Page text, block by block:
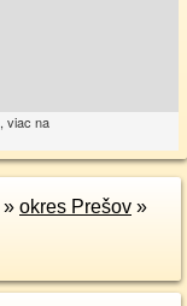
, viac na
» okres Prešov »